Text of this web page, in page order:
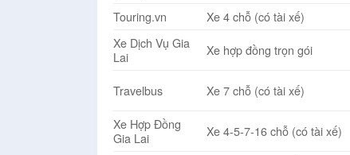
Touring.vn
Xe 4 chỗ (có tài xế)
Xe Dịch Vụ Gia
Lai
Xe hợp đồng trọn gói
Travelbus Xe 7 chỗ (có tài xế)
Xe Hợp Đồng
Gia Lai
Xe 4-5-7-16 chỗ (có tài xế)